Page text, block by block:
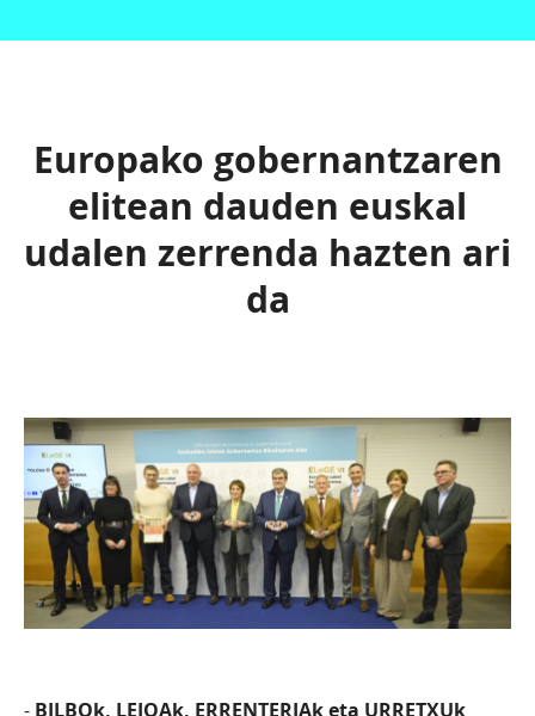
Europako gobernantzaren
elitean dauden euskal
udalen zerrenda hazten ari
da
BILBOk, LEIOAk, ERRENTERIAk eta URRETXUk